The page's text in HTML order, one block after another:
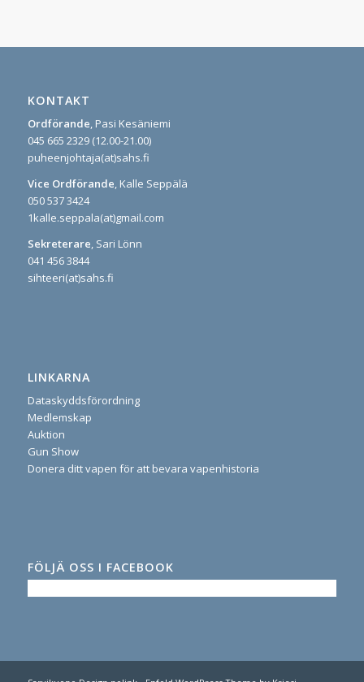
KONTAKT
Ordförande, Pasi Kesäniemi
045 665 2329 (12.00-21.00)
puheenjohtaja(at)sahs.fi
Vice Ordförande, Kalle Seppälä
050 537 3424
1kalle.seppala(at)gmail.com
Sekreterare, Sari Lönn
041 456 3844
sihteeri(at)sahs.fi
LINKARNA
Dataskyddsförordning
Medlemskap
Auktion
Gun Show
Donera ditt vapen för att bevara vapenhistoria
FÖLJÄ OSS I FACEBOOK